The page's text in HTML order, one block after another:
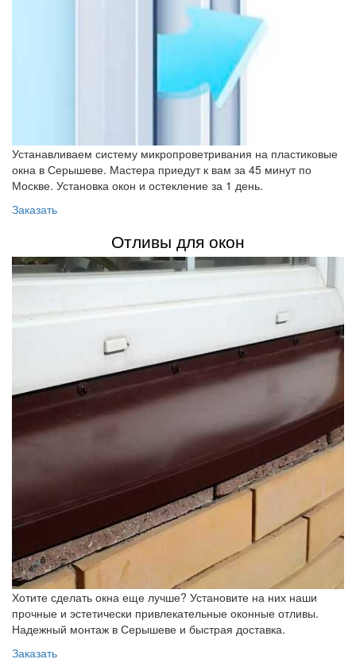
Устанавливаем систему микропроветривания на пластиковые
окна в Серышеве. Мастера приедут к вам за 45 минут по
Москве. Установка окон и остекление за 1 день.
Заказать
Отливы для окон
Хотите сделать окна еще лучше? Установите на них наши
прочные и эстетически привлекательные оконные отливы.
Надежный монтаж в Серышеве и быстрая доставка.
Заказать